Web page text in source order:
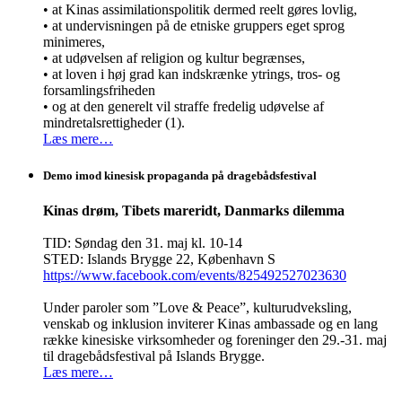
• at Kinas assimilationspolitik dermed reelt gøres lovlig,
• at undervisningen på de etniske gruppers eget sprog
minimeres,
• at udøvelsen af religion og kultur begrænses,
• at loven i høj grad kan indskrænke ytrings, tros- og
forsamlingsfriheden
• og at den generelt vil straffe fredelig udøvelse af
mindretalsrettigheder (1).
Læs mere…
Demo imod kinesisk propaganda på dragebådsfestival
Kinas drøm, Tibets mareridt, Danmarks dilemma
TID: Søndag den 31. maj kl. 10-14
STED: Islands Brygge 22, København S
https://www.facebook.com/events/825492527023630
Under paroler som ”Love & Peace”, kulturudveksling,
venskab og inklusion inviterer Kinas ambassade og en lang
række kinesiske virksomheder og foreninger den 29.-31. maj
til dragebådsfestival på Islands Brygge.
Læs mere…